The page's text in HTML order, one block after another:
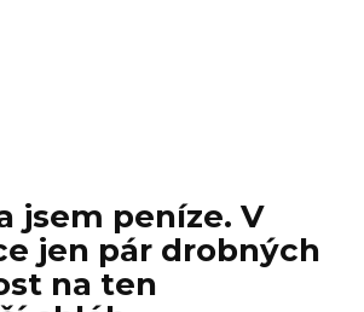
jsem peníze. V
jen pár drobných
na ten